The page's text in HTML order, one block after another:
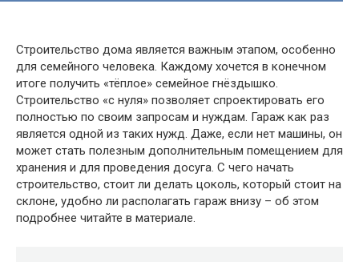
Строительство дома является важным этапом, особенно
для семейного человека. Каждому хочется в конечном
итоге получить «тёплое» семейное гнёздышко.
Строительство «с нуля» позволяет спроектировать его
полностью по своим запросам и нуждам. Гараж как раз
является одной из таких нужд. Даже, если нет машины, он
может стать полезным дополнительным помещением для
хранения и для проведения досуга. С чего начать
строительство, стоит ли делать цоколь, который стоит на
склоне, удобно ли располагать гараж внизу – об этом
подробнее читайте в материале.